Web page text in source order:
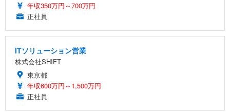
年収350万円～700万円
正社員
ITソリューション営業
株式会社SHIFT
東京都
年収600万円～1,500万円
正社員